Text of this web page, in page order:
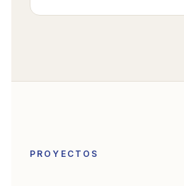
PROYECTOS